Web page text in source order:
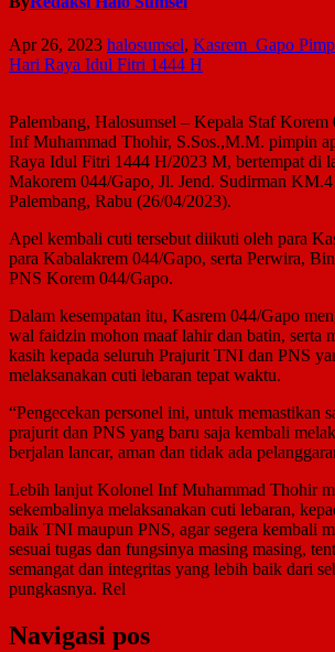
Apr 26, 2023 halosumsel, Kasrem Gapo
Hari Raya Idul Fitri 1444 H
Palembang, Halosumsel – Kepala Staf
Inf Muhammad Thohir, S.Sos.,M.M. pimpin
Raya Idul Fitri 1444 H/2023 M, bertempat di
Makorem 044/Gapo, Jl. Jend. Sudirman
Palembang, Rabu (26/04/2023).
Apel kembali cuti tersebut diikuti oleh para
para Kabalakrem 044/Gapo, serta Perwira,
PNS Korem 044/Gapo.
Dalam kesempatan itu, Kasrem 044/Gapo
wal faidzin mohon maaf lahir dan batin, serta
kasih kepada seluruh Prajurit TNI dan PNS
melaksanakan cuti lebaran tepat waktu.
“Pengecekan personel ini, untuk memastikan
prajurit dan PNS yang baru saja kembali
berjalan lancar, aman dan tidak ada
Lebih lanjut Kolonel Inf Muhammad Thohir
sekembalinya melaksanakan cuti lebaran,
baik TNI maupun PNS, agar segera kembali
sesuai tugas dan fungsinya masing masing,
semangat dan integritas yang lebih baik dari
pungkasnya. Rel
Navigasi pos